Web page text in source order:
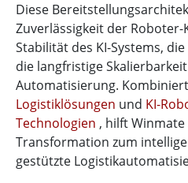
Diese
Zuverlässigkeit der
Stabilität des KI-Systems,
die langfristige
Automatisierung.
Logistiklösungen und KI-
Technologien , hilft
Transformation zum
gestützte